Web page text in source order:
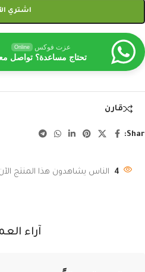
اشتري
عزت فوكس Online
تحتاج مساعدة؟ تواصل
قارن
4 الناس يشاهدون هذا المنتج
آراء